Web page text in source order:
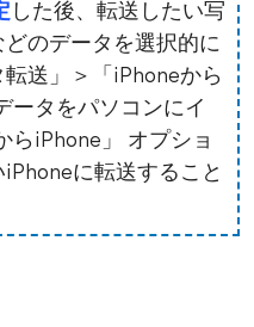
した後、転送したい写
のデータを選択的に
送」＞「iPhoneから
ータをパソコンにイ
らiPhone」 オプショ
に転送すること